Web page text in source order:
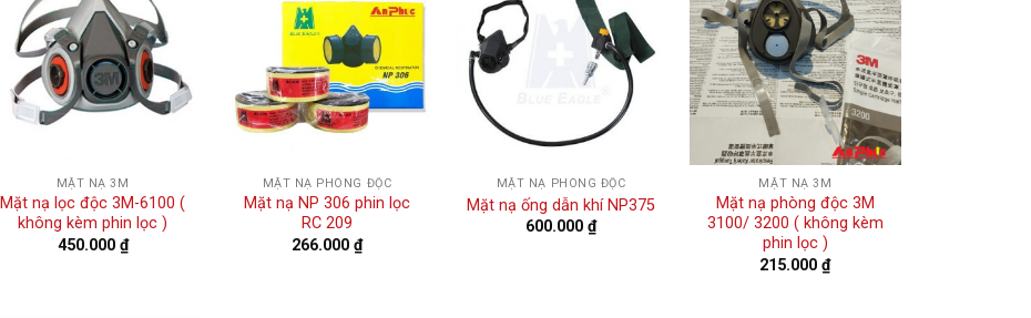
MẶT NẠ 3M
Mặt nạ lọc độc 3M-6100 (
không kèm phin lọc )
450.000 ₫
MẶT NẠ PHÒNG ĐỘC
Mặt nạ NP 306 phin lọc
RC 209
266.000 ₫
MẶT NẠ PHÒNG ĐỘC
Mặt nạ ống dẫn khí NP375
600.000₫
MẶT NẠ 3M
Mặt nạ phòng độc 3M
3100/ 3200 ( không kèm
phin lọc )
215.000₫